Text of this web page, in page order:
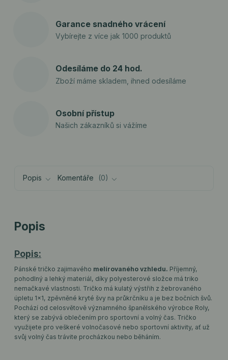
Garance snadného vrácení
Vybírejte z více jak 1000 produktů
Odesíláme do 24 hod.
Zboží máme skladem, ihned odesíláme
Osobní přístup
Našich zákazníků si vážíme
Popis Komentáře 0
Popis
Popis:
Pánské tričko zajimavého melírovaného vzhledu. Příjemný,
pohodlný a lehký materiál, díky polyesterové složce má triko
nemačkavé vlastnosti. Tričko má kulatý výstřih z žebrovaného
úpletu 1x1, zpěvněné kryté švy na průkrčníku a je bez bočních švů.
Pochází od celosvětově významného španělského výrobce Roly,
který se zabývá oblečením pro sportovní a volný čas. Tričko
využijete pro veškeré volnočasové nebo sportovní aktivity, ať už
svůj volný čas trávite procházkou nebo běháním.